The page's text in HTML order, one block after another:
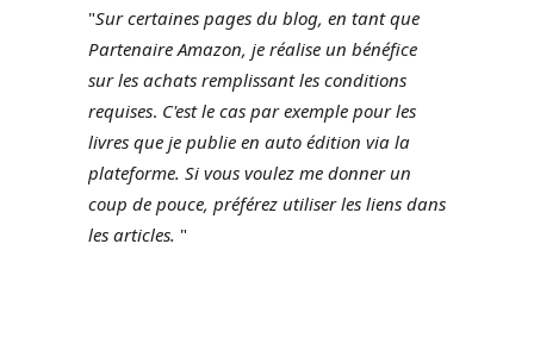
"Sur certaines pages du blog, en tant que
Partenaire Amazon, je réalise un bénéfice
sur les achats remplissant les conditions
requises. C'est le cas par exemple pour les
livres que je publie en auto édition via la
plateforme. Si vous voulez me donner un
coup de pouce, préférez utiliser les liens dans
les articles. "